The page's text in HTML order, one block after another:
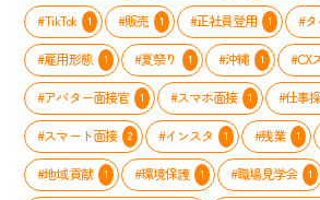
チ」
を
入
れ
る
取
り
組
み
#TikTok 1 #販売 1 #正社員登用 1 #
#雇用形態 1 #夏祭り 1 #沖縄 1 #CX
#アバター面接官 1 #スマホ面接 1 #仕事
#スマート面接 2 #インスタ 1 #残業 1
#地域貢献 1 #環境保護 1 #職場見学会 1